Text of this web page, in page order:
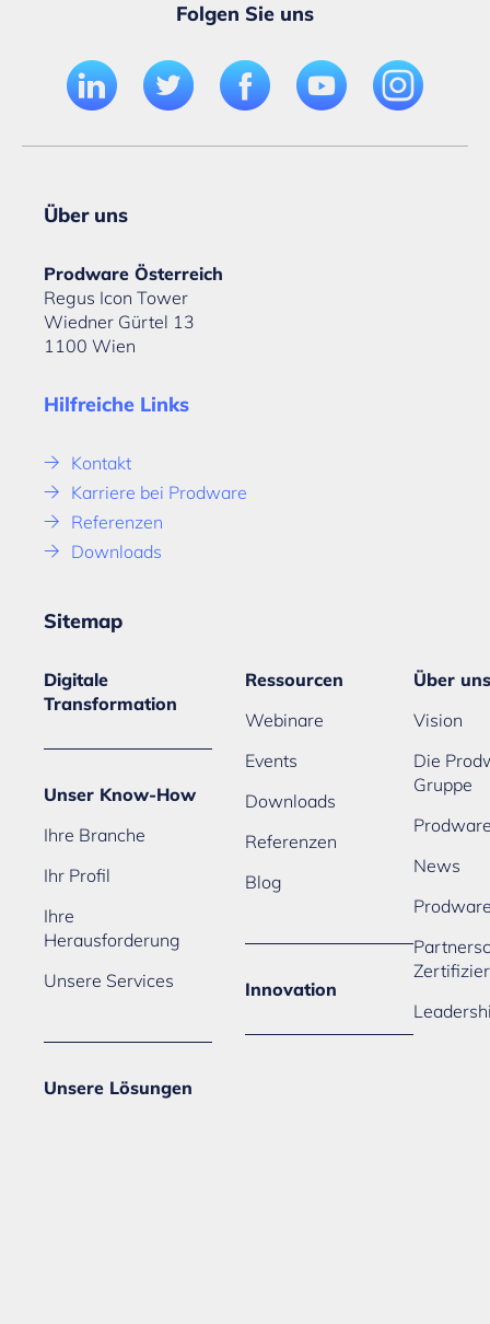
Folgen Sie uns
Über uns
Prodware Österreich
Regus Icon Tower
Wiedner Gürtel 13
1100 Wien
Hilfreiche Links
Kontakt
Karriere bei Prodware
Referenzen
Downloads
Sitemap
Digitale
Transformation
Unser Know-How
Ihre Branche
Ihr Profil
Ihre
Herausforderung
Unsere Services
Unsere Lösungen
Ressourcen
Webinare
Events
Downloads
Referenzen
Blog
Innovation
Über uns
Vision
Die
Gruppe
News